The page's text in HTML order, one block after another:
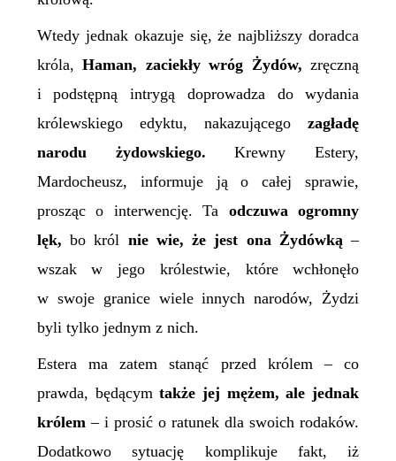
Wtedy jednak okazuje się, że najbliższy doradca
króla,Haman, zaciekły wróg Żydów,zręczną
i podstępną intrygą doprowadza do wydania
królewskiego edyktu, nakazującegozagładę
narodu żydowskiego.Krewny Estery,
Mardocheusz, informuje ją o całej sprawie,
prosząc o interwencję. Ta odczuwa ogromny
lęk, bo król nie wie, że jest ona Żydówką–
wszak w jego królestwie, które wchłonęło
w swoje granice wiele innych narodów, Żydzi
byli tylko jednym z nich.
Estera ma zatem stanąć przed królem – co
prawda, będącymtakżejej mężem, ale jednak
królem– i prosić o ratunek dla swoich rodaków.
Dodatkowo sytuację komplikuje fakt, iż